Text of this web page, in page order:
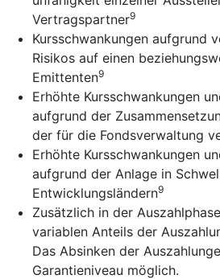
Vertragspartner9
Kursschwankungen aufgrund
Risikos auf einen
Emittenten9
Erhöhte Kursschwankungen
aufgrund der
der für die Fondsverwaltung
Erhöhte Kursschwankungen
aufgrund der Anlage in
Entwicklungsländern9
Zusätzlich in der
variablen Anteils der
Das Absinken der
Garantieniveau möglich.